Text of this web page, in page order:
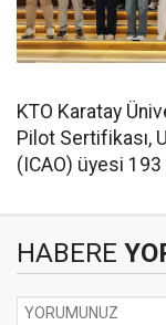
KTO Karatay
Pilot Sertifikası,
(ICAO) üyesi
HABERE